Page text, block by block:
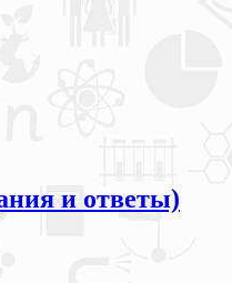
и ответы)